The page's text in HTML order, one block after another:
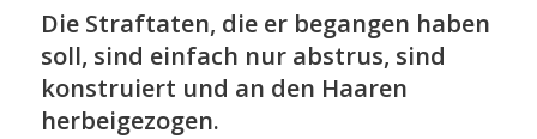
Die Straftaten, die er begangen haben
soll, sind einfach nur abstrus, sind
konstruiert und an den Haaren
herbeigezogen.